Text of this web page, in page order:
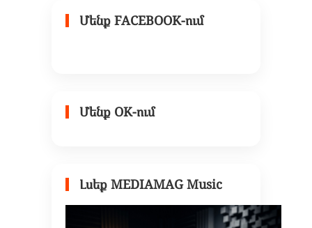
Մենք FACEBOOK-ում
Մենք OK-ում
Լսեք MEDIAMAG Music